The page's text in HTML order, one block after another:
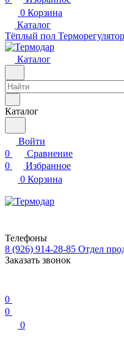
0 Корзина
Каталог
Тёплый пол
Каталог
Каталог
Войти
0
Сравнение
0
Избранное
0 Корзина
Телефоны
8 (926) 914-28-85 Отдел
Заказать звонок
0
0
0